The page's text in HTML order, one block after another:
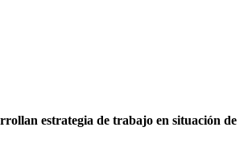
estrategia de trabajo en situación de